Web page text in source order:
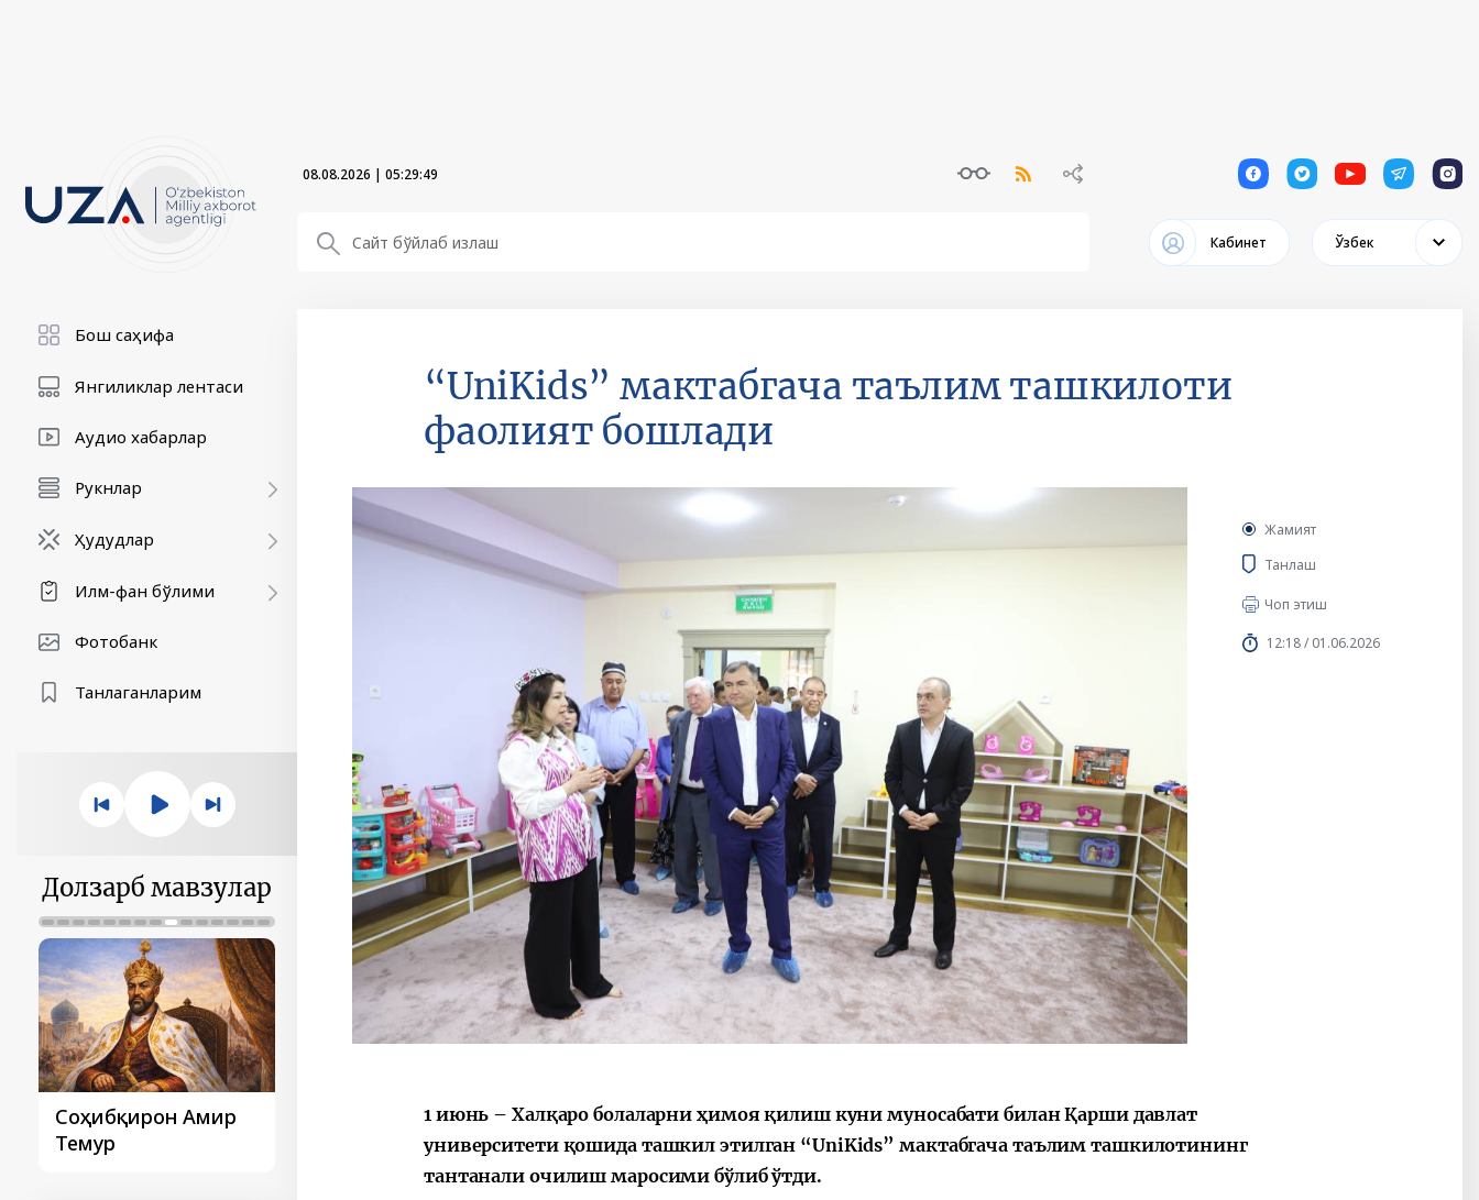
08.08.2026 | 05:29:50 1 1 1 1 1
Кабинет Ўзбек
Бош саҳифа
Янгиликлар лентаси
Аудио хабарлар
Рукнлар
Ҳудудлар
Илм-фан бўлими
Фотобанк
Танлаганларим
Долзарб мавзулар
Соҳибқирон Амир
Темур
ташаббуслари –
Туркий давлатлар
ташкилоти
саммити
“35 йиллик
Истиқлол
Ўзбекистон ва
Албания
“UniKids” мактабгача таълим ташкилоти
фаолият бошлади
Жамият
Танлаш
Чоп этиш
12:18 / 01.06.2026
1 июнь – Халқаро болаларни ҳимоя қилиш куни муносабати билан Қарши давлат
университети қошида ташкил этилган “UniKids” мактабгача таълим ташкилотининг
тантанали очилиш маросими бўлиб ўтди.